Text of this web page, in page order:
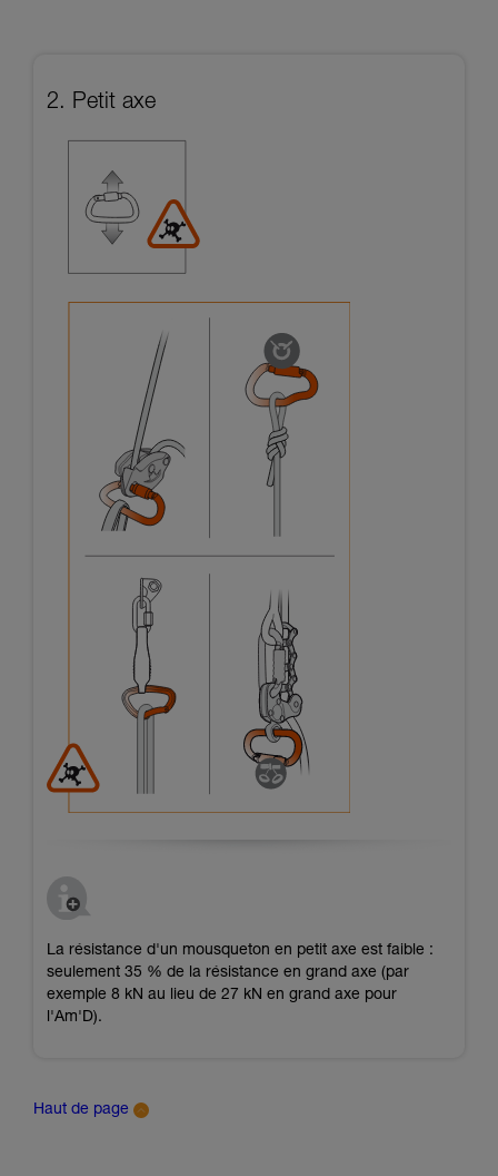
2. Petit axe
La résistance d'un mousqueton en petit axe est faible :
seulement 35 % de la résistance en grand axe (par
exemple 8 kN au lieu de 27 kN en grand axe pour
l'Am'D).
Haut de page